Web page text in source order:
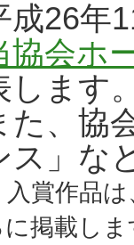
成26年
協会ホ
します
た、協
ス」な
賞作品は
に掲載しま